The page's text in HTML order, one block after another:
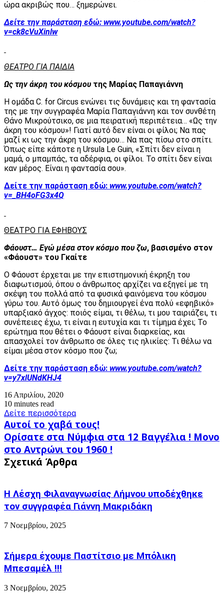
ώρα ακριβώς που… ξημερώνει.
Δείτε την παράσταση εδώ: www.youtube.com/watch?
v=ck8cVuXinlw
ΘΕΑΤΡΟ ΓΙΑ ΠΑΙΔΙΑ
Ως την άκρη του κόσμου της Μαρίας Παπαγιάννη
Η ομάδα C. for Circus ενώνει τις δυνάμεις και τη φαντασία
της με την συγγραφέα Μαρία Παπαγιάννη και τον συνθέτη
Θάνο Μικρούτσικο, σε μια πειρατική περιπέτεια… «Ως την
άκρη του κόσμου»! Γιατί αυτό δεν είναι οι φίλοι; Να πας
μαζί κι ως την άκρη του κόσμου… Να πας πίσω στο σπίτι.
Όπως είπε κάποτε η Ursula Le Guin, «Σπίτι δεν είναι η
μαμά, ο μπαμπάς, τα αδέρφια, οι φίλοι. Το σπίτι δεν είναι
καν μέρος. Είναι η φαντασία σου».
Δείτε την παράσταση εδώ: www.youtube.com/watch?
v=_BH4oFG3x4Q
ΘΕΑΤΡΟ ΓΙΑ ΕΦΗΒΟΥΣ
Φάουστ… Εγώ μέσα στον κόσμο που ζω, βασισμένο στον
«Φάουστ» του Γκαίτε
Ο Φάουστ έρχεται με την επιστημονική έκρηξη του
διαφωτισμού, όπου ο άνθρωπος αρχίζει να εξηγεί με τη
σκέψη του πολλά από τα φυσικά φαινόμενα του κόσμου
γύρω του. Αυτό όμως του δημιουργεί ένα πολύ «εφηβικό»
υπαρξιακό άγχος: ποιός είμαι, τι θέλω, τι μου ταιριάζει, τι
συνέπειες έχω, τι είναι η ευτυχία και τι τίμημα έχει; Το
ερώτημα που θέτει ο Φάουστ είναι διαρκείας, και
απασχολεί τον άνθρωπο σε όλες τις ηλικίες: Τι θέλω να
είμαι μέσα στον κόσμο που ζω;
Δείτε την παράσταση εδώ: www.youtube.com/watch?
v=y7xlUNdKHJ4
16 Απριλίου, 2020
10 minutes read
Δείτε περισσότερα
Αυτοί
το
χαβά
τους!
Αυτοί το χαβά τους!
Ορίσατε
στα
Νύμφια
στα
!
Μονο
στο
Αντρώνι
του
Ορίσατε στα Νύμφια στα 12 Βαγγέλια ! Μονο
στο Αντρώνι του 1960 !
Σχετικά Άρθρα
Η Λέσχη Φιλαναγνωσίας Λήμνου υποδέχθηκε
τον συγγραφέα Γιάννη Μακριδάκη
7 Νοεμβρίου, 2025
Σήμερα έχουμε Παστίτσιο με Μπόλικη
Μπεσαμέλ !!!
3 Νοεμβρίου, 2025